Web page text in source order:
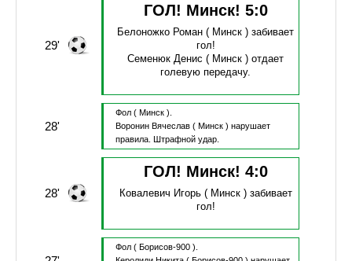
29'
ГОЛ! Минск! 5:0
Белоножко Роман ( Минск )забивает
гол!
Семенюк Денис ( Минск )отдает
голевую передачу.
28'
Фол ( Минск ).
Воронин Вячеслав( Минск ) нарушает
правила.
Штрафной удар.
28'
ГОЛ! Минск! 4:0
Ковалевич Игорь( Минск ) забивает
гол!
Фол ( Борисов-900 ).